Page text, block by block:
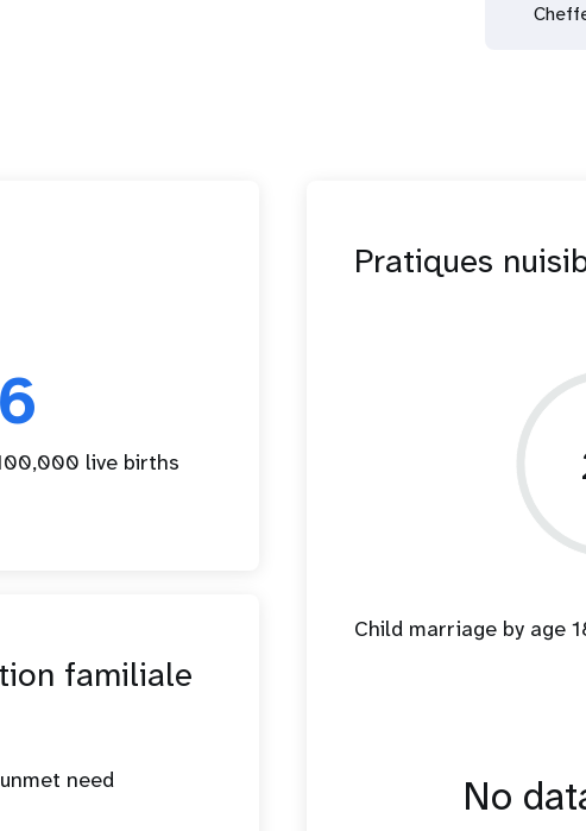
live births
familiale
need
Pratiques
Child marriage by age
No